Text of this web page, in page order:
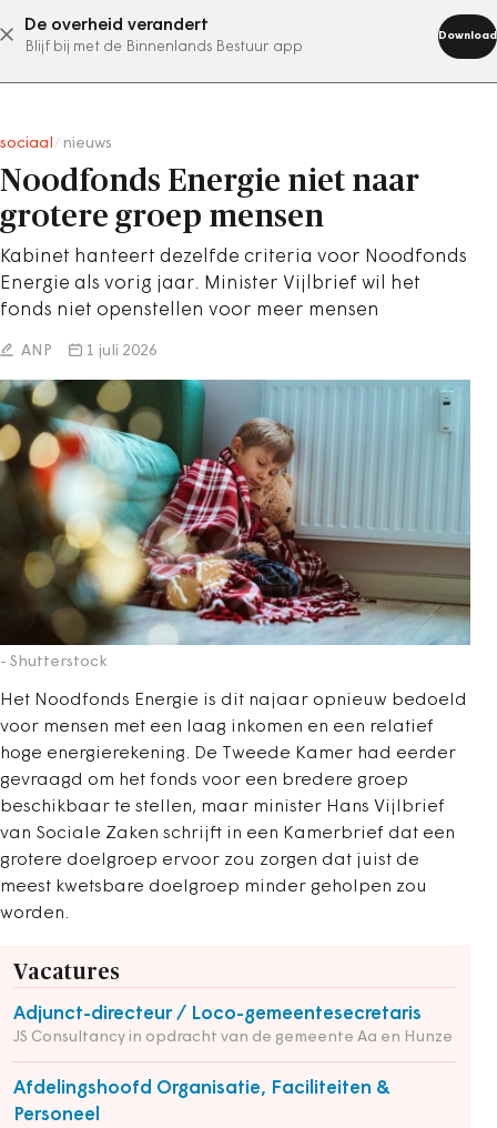
De overheid verandert
Blijf bij met de Binnenlands Bestuur app
Download
abonneer nu
sociaal nieuws
Noodfonds Energie niet naar
grotere groep mensen
Kabinet hanteert dezelfde criteria voor Noodfonds
Energie als vorig jaar. Minister Vijlbrief wil het
fonds niet openstellen voor meer mensen
ANP 1 juli 2026
- Shutterstock
Het Noodfonds Energie is dit najaar opnieuw bedoeld
voor mensen met een laag inkomen en een relatief
hoge energierekening. De Tweede Kamer had eerder
gevraagd om het fonds voor een bredere groep
beschikbaar te stellen, maar minister Hans Vijlbrief
van Sociale Zaken schrijft in een Kamerbrief dat een
grotere doelgroep ervoor zou zorgen dat juist de
meest kwetsbare doelgroep minder geholpen zou
worden.
Vacatures
Adjunct-directeur / Loco-gemeentesecretaris
JS Consultancy in opdracht van de gemeente Aa en Hunze
Afdelingshoofd Organisatie, Faciliteiten &
Personeel